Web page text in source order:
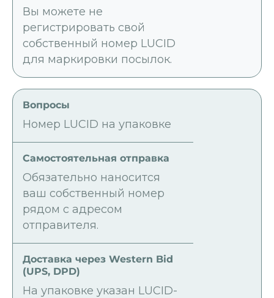
Вы можете не
регистрировать свой
собственный номер LUCID
для маркировки посылок.
Номер LUCID на упаковке
Обязательно наносится
ваш собственный номер
рядом с адресом
отправителя.
На упаковке указан LUCID-